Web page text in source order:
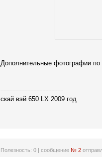
Дополнительные фотографии
------------------------------------------
скай вэй 650 LX 2009 год
Полезность: 0| сообщение № 2